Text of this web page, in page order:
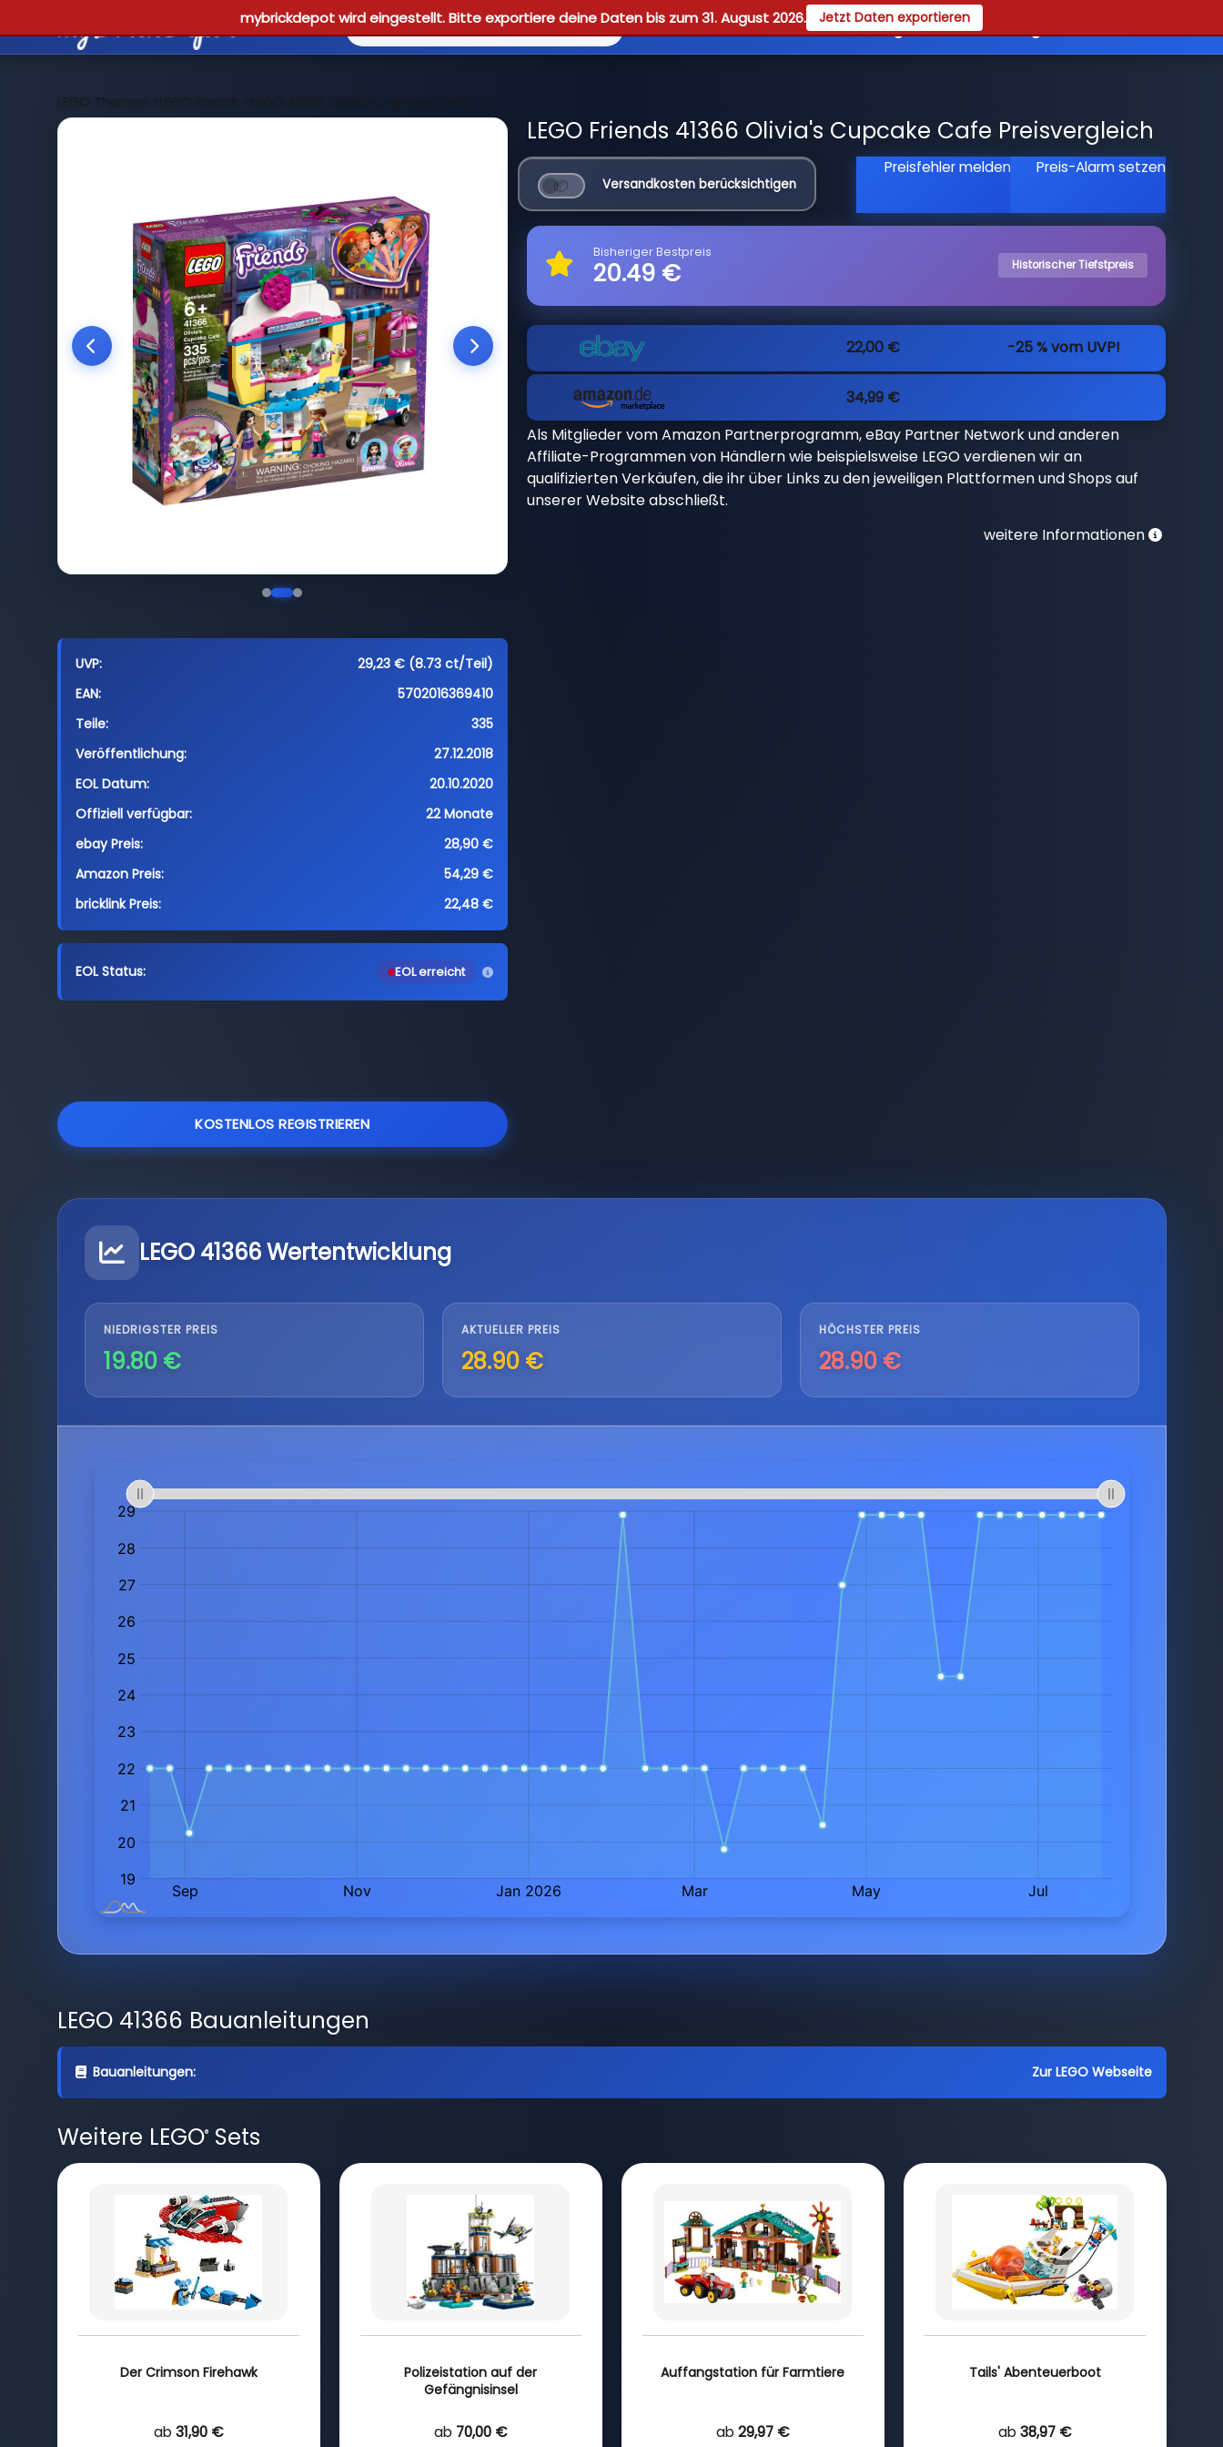
mybrickdepot wird eingestellt. Bitte exportiere deine Daten bis zum 31. August 2026. Jetzt Daten exportieren
Reviews Guides Registrieren
LEGO Themen >LEGO Friends >LEGO 41366 Olivia's Cupcake Cafe
UVP:
29,23 € (8.73 ct/Teil)
EAN:
5702016369410
Teile:
335
Veröffentlichung:
27.12.2018
EOL Datum:
20.10.2020
Offiziell verfügbar:
22 Monate
ebay Preis:
28,90 €
Amazon Preis:
54,29 €
bricklink Preis:
22,48 €
EOL Status: EOL erreicht
KOSTENLOS REGISTRIEREN
LEGO Friends 41366 Olivia's Cupcake Cafe Preisvergleich
Versandkosten berücksichtigen
Preisfehler melden Preis-Alarm setzen
Bisheriger Bestpreis
20.49 € Historischer Tiefstpreis
22,00 € -25 % vom UVP!
34,99 €
Als Mitglieder vom Amazon Partnerprogramm, eBay Partner Network und anderen
Affiliate-Programmen von Händlern wie beispielsweise LEGO verdienen wir an
qualifizierten Verkäufen, die ihr über Links zu den jeweiligen Plattformen und Shops auf
unserer Website abschließt.
weitere Informationen
LEGO 41366 Wertentwicklung
NIEDRIGSTER PREIS
19.80 €
AKTUELLER PREIS
28.90 €
HÖCHSTER PREIS
28.90 €
LEGO 41366 Bauanleitungen
Bauanleitungen: Zur LEGO Webseite
Weitere LEGO®Sets
Der Crimson Firehawk
ab 31,90 €
Polizeistation auf der
Gefängnisinsel
ab 70,00 €
Auffangstation für Farmtiere
ab 29,97 €
Tails' Abenteuerboot
ab 38,97 €